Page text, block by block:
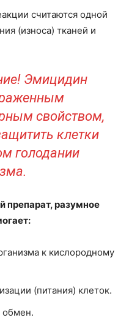
считаются одной
(износа) тканей и
Эмицидин
свойством,
клетки
голодании
препарат, разумное
к кислородному
(питания) клеток.
обмен.